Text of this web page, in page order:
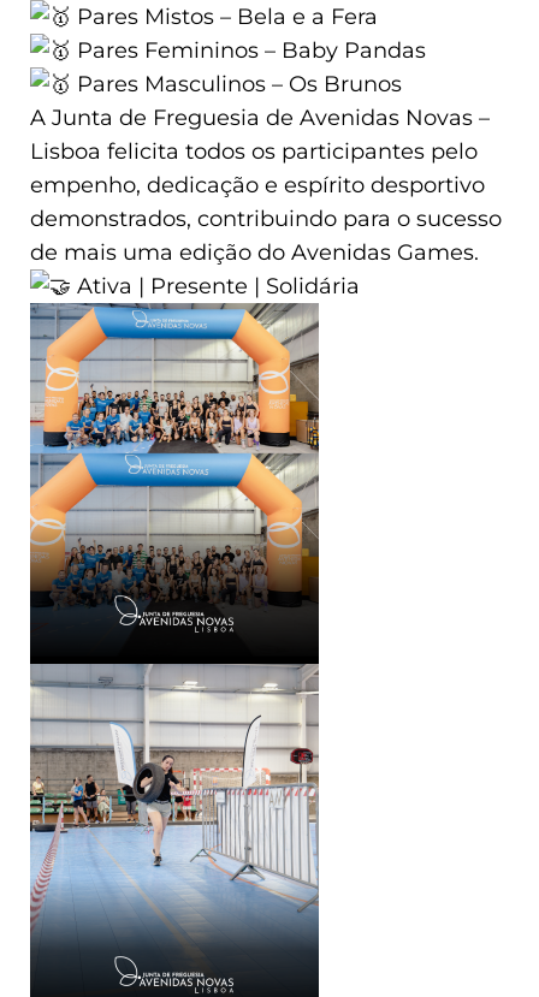
Pares Mistos – Bela e a Fera
Pares Femininos – Baby Pandas
Pares Masculinos – Os Brunos
A Junta de Freguesia de Avenidas Novas –
Lisboa felicita todos os participantes pelo
empenho, dedicação e espírito desportivo
demonstrados, contribuindo para o sucesso
de mais uma edição do Avenidas Games.
Ativa | Presente | Solidária